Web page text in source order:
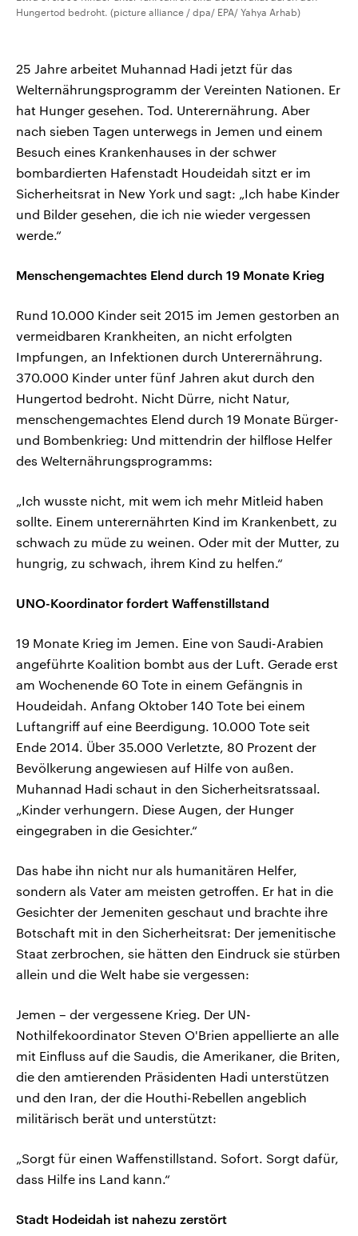
Hungertod bedroht. (picture alliance / dpa/ EPA/ Yahya Arhab)
25 Jahre arbeitet Muhannad Hadi jetzt für das
Welternährungsprogramm der Vereinten Nationen. Er
hat Hunger gesehen. Tod. Unterernährung. Aber
nach sieben Tagen unterwegs in Jemen und einem
Besuch eines Krankenhauses in der schwer
bombardierten Hafenstadt Houdeidah sitzt er im
Sicherheitsrat in New York und sagt: „Ich habe Kinder
und Bilder gesehen, die ich nie wieder vergessen
werde.“
Menschengemachtes Elend durch 19 Monate Krieg
Rund 10.000 Kinder seit 2015 im Jemen gestorben an
vermeidbaren Krankheiten, an nicht erfolgten
Impfungen, an Infektionen durch Unterernährung.
370.000 Kinder unter fünf Jahren akut durch den
Hungertod bedroht. Nicht Dürre, nicht Natur,
menschengemachtes Elend durch 19 Monate Bürger-
und Bombenkrieg: Und mittendrin der hilflose Helfer
des Welternährungsprogramms:
„Ich wusste nicht, mit wem ich mehr Mitleid haben
sollte. Einem unterernährten Kind im Krankenbett, zu
schwach zu müde zu weinen. Oder mit der Mutter, zu
hungrig, zu schwach, ihrem Kind zu helfen.“
UNO-Koordinator fordert Waffenstillstand
19 Monate Krieg im Jemen. Eine von Saudi-Arabien
angeführte Koalition bombt aus der Luft. Gerade erst
am Wochenende 60 Tote in einem Gefängnis in
Houdeidah. Anfang Oktober 140 Tote bei einem
Luftangriff auf eine Beerdigung. 10.000 Tote seit
Ende 2014. Über 35.000 Verletzte, 80 Prozent der
Bevölkerung angewiesen auf Hilfe von außen.
Muhannad Hadi schaut in den Sicherheitsratssaal.
„Kinder verhungern. Diese Augen, der Hunger
eingegraben in die Gesichter.“
Das habe ihn nicht nur als humanitären Helfer,
sondern als Vater am meisten getroffen. Er hat in die
Gesichter der Jemeniten geschaut und brachte ihre
Botschaft mit in den Sicherheitsrat: Der jemenitische
Staat zerbrochen, sie hätten den Eindruck sie stürben
allein und die Welt habe sie vergessen:
Jemen – der vergessene Krieg. Der UN-
Nothilfekoordinator Steven O'Brien appellierte an alle
mit Einfluss auf die Saudis, die Amerikaner, die Briten,
die den amtierenden Präsidenten Hadi unterstützen
und den Iran, der die Houthi-Rebellen angeblich
militärisch berät und unterstützt:
„Sorgt für einen Waffenstillstand. Sofort. Sorgt dafür,
dass Hilfe ins Land kann.“
Stadt Hodeidah ist nahezu zerstört